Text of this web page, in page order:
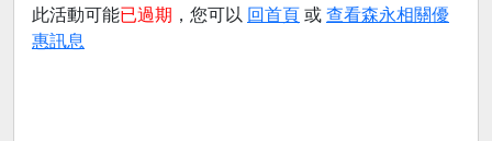
此活動可能已過期 ，您可以 回首頁 或 查看森永相關優
惠訊息